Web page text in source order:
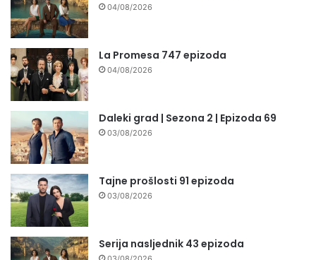
04/08/2026
La Promesa 747 epizoda
04/08/2026
Daleki grad | Sezona 2 | Epizoda 69
03/08/2026
Tajne prošlosti 91 epizoda
03/08/2026
Serija nasljednik 43 epizoda